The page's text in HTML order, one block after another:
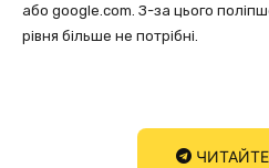
або google.com. З-за цього
рівня більше не потрібні.